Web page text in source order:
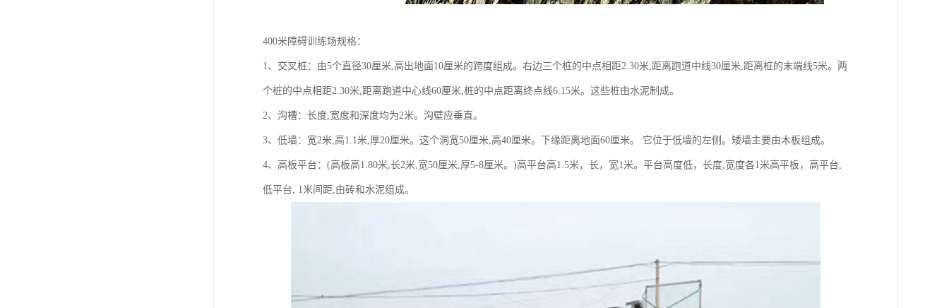
400米障碍训练场规格：
1、交叉桩：由5个直径30厘米,高出地面10厘米的跨度组成。右边三个桩的中点相距2.30米,距离跑道中线30厘米,距离桩的末端线5米。两
个桩的中点相距2.30米,距离跑道中心线60厘米,桩的中点距离终点线6.15米。这些桩由水泥制成。
2、沟槽：长度,宽度和深度均为2米。沟壁应垂直。
3、低墙：宽2米,高1.1米,厚20厘米。这个洞宽50厘米,高40厘米。下缘距离地面60厘米。 它位于低墙的左侧。矮墙主要由木板组成。
4、高板平台：(高板高1.80米,长2米,宽50厘米,厚5-8厘米。)高平台高1.5米，长，宽1米。平台高度低，长度,宽度各1米高平板，高平台,
低平台, 1米间距,由砖和水泥组成。